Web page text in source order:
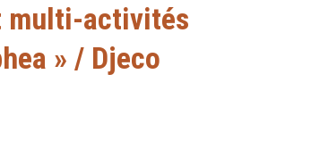
multi-activités
» / Djeco